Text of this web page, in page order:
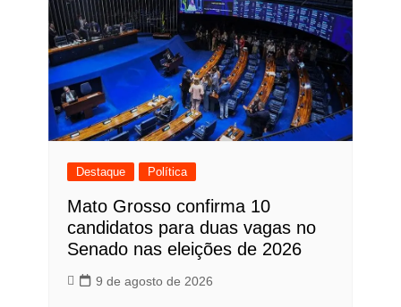
Destaque Política
Mato Grosso confirma 10
candidatos para duas vagas no
Senado nas eleições de 2026
9 de agosto de 2026